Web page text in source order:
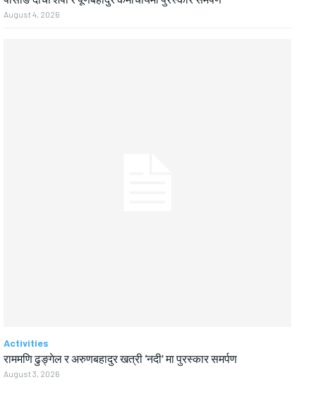
August 4, 2026
Activities
राममणि ढुङ्गेल र अरुणबहादुर खत्री ‘नदी’ मा पुरस्कार समर्पण
August 3, 2026